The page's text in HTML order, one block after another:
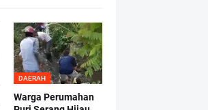
DAERAH
Warga Perumahan